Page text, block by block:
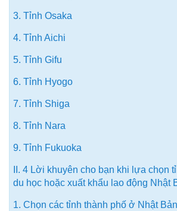
3. Tỉnh Osaka
4. Tỉnh Aichi
5. Tỉnh Gifu
6. Tỉnh Hyogo
7. Tỉnh Shiga
8. Tỉnh Nara
9. Tỉnh Fukuoka
II. 4 Lời khuyên cho bạn khi lựa chọn
du học hoặc xuất khẩu lao động Nhật
1. Chọn các tỉnh thành phố ở Nhật